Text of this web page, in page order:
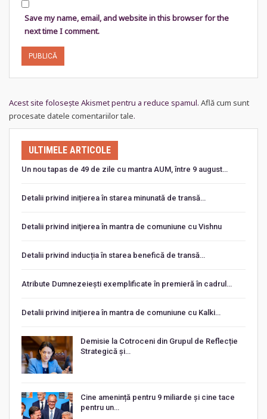
Save my name, email, and website in this browser for the
next time I comment.
Acest site folosește Akismet pentru a reduce spamul. Află cum sunt
procesate datele comentariilor tale.
ULTIMELE ARTICOLE
Un nou tapas de 49 de zile cu mantra AUM, între 9 august…
Detalii privind inițierea în starea minunată de transă…
Detalii privind iniţierea în mantra de comuniune cu Vishnu
Detalii privind inducția în starea benefică de transă…
Atribute Dumnezeiești exemplificate în premieră în cadrul…
Detalii privind iniţierea în mantra de comuniune cu Kalki…
Demisie la Cotroceni din Grupul de Reflecție
Strategică și…
Cine amenință pentru 9 miliarde și cine tace
pentru un…